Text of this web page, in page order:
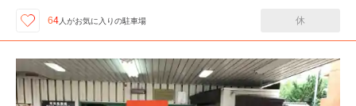
64人がお気に入りの駐車場 休